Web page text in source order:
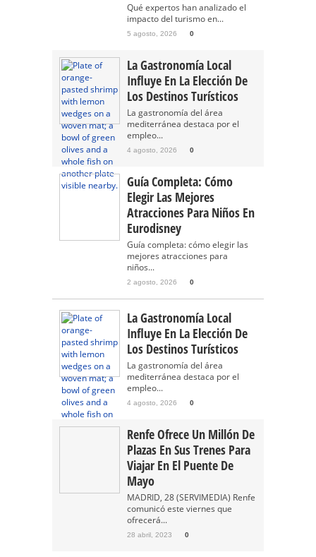
Qué expertos han analizado el
impacto del turismo en...
5 agosto, 2026 0
La Gastronomía Local
Influye En La Elección De
Los Destinos Turísticos
La gastronomía del área
mediterránea destaca por el
empleo...
4 agosto, 2026 0
Guía Completa: Cómo
Elegir Las Mejores
Atracciones Para Niños En
Eurodisney
Guía completa: cómo elegir las
mejores atracciones para
niños...
2 agosto, 2026 0
La Gastronomía Local
Influye En La Elección De
Los Destinos Turísticos
La gastronomía del área
mediterránea destaca por el
empleo...
4 agosto, 2026 0
Renfe Ofrece Un Millón De
Plazas En Sus Trenes Para
Viajar En El Puente De
Mayo
MADRID, 28 (SERVIMEDIA) Renfe
comunicó este viernes que
ofrecerá...
28 abril, 2023 0